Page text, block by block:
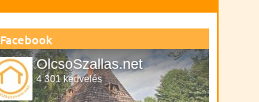
Facebook
OlcsoSzallas.net
4 301 kedvelés